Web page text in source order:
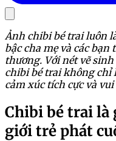
Ảnh chibi bé trai luôn
bậc cha mẹ và các
thương. Với nét vẽ
chibi bé trai không chỉ
cảm xúc tích cực và vui
Chibi bé trai là
giới trẻ phát